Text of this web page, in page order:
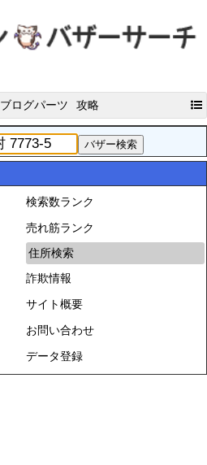
ブログパーツ 攻略
検索数ランク
売れ筋ランク
住所検索
詐欺情報
サイト概要
お問い合わせ
データ登録